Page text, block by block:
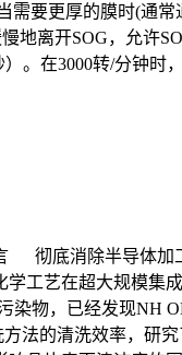
需要更厚的膜时(通
地离开SOG，允许
。在3000转/分钟时
彻底消除半导体加
工艺在超大规模集
染物，已经发现NH
的清洗效率，研究